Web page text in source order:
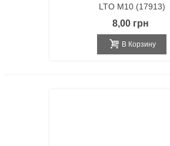
LTO M10 (17913)
8,00 грн
В Корзину